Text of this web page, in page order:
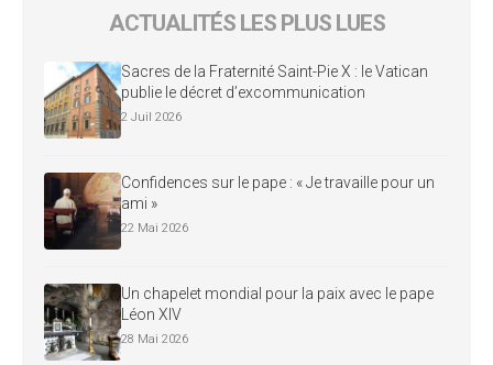
ACTUALITÉS LES PLUS LUES
Sacres de la Fraternité Saint-Pie X : le Vatican
publie le décret d’excommunication
2 Juil 2026
Confidences sur le pape : « Je travaille pour un
ami »
22 Mai 2026
Un chapelet mondial pour la paix avec le pape
Léon XIV
28 Mai 2026